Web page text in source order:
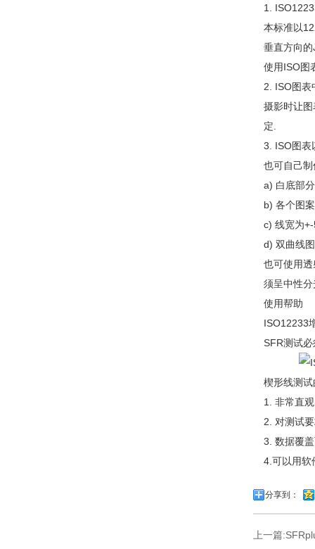
1.
本标准以
垂直方向
使用ISO图
2. ISO图表
摄影时让
定.
3. ISO图表
也可自己
a) 白底部
b) 各个图
c) 线宽为
d) 双曲线
也可使用
须呈中性
使用帮助
ISO12233
SFR测试
楔形线测
1. 非常直
2. 对测试
3. 数据覆
4.可以用软
分享到：
上一篇: